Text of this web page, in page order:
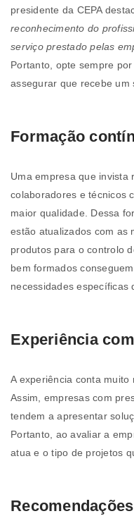
presidente da CEPA
reconhecimento do
serviço prestado pelas
Portanto, opte sempre
assegurar que recebe um
Formação
Uma empresa que invista
colaboradores e técnicos
maior qualidade. Dessa
estão atualizados com as
produtos para o controlo
bem formados
necessidades específicas
Experiência
A experiência conta
Assim, empresas com
tendem a apresentar
Portanto, ao avaliar a
atua e o tipo de projetos